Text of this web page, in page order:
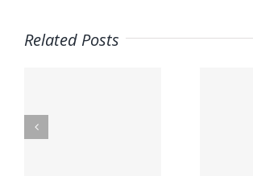
Related Posts